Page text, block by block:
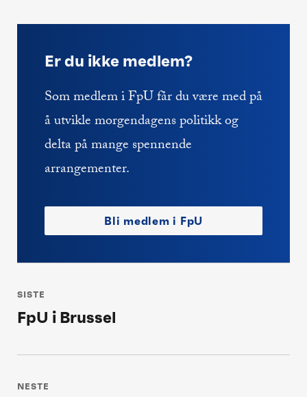
Er du ikke medlem?
Som medlem i FpU får du være med på
å utvikle morgendagens politikk og
delta på mange spennende
arrangementer.
Bli medlem i FpU
SISTE
Siste
FpU i Brussel
NESTE